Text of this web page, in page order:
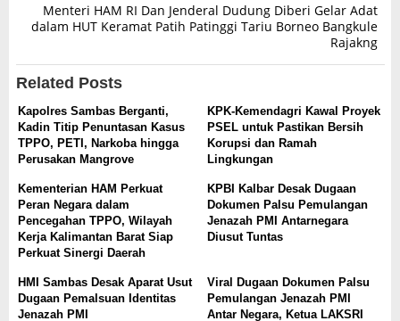
Menteri HAM RI Dan Jenderal Dudung Diberi Gelar Adat
dalam HUT Keramat Patih Patinggi Tariu Borneo Bangkule
Rajakng
Related Posts
Kapolres Sambas Berganti,
Kadin Titip Penuntasan Kasus
TPPO, PETI, Narkoba hingga
Perusakan Mangrove
KPK-Kemendagri Kawal Proyek
PSEL untuk Pastikan Bersih
Korupsi dan Ramah
Lingkungan
Kementerian HAM Perkuat
Peran Negara dalam
Pencegahan TPPO, Wilayah
Kerja Kalimantan Barat Siap
Perkuat Sinergi Daerah
KPBI Kalbar Desak Dugaan
Dokumen Palsu Pemulangan
Jenazah PMI Antarnegara
Diusut Tuntas
HMI Sambas Desak Aparat Usut
Dugaan Pemalsuan Identitas
Jenazah PMI
Viral Dugaan Dokumen Palsu
Pemulangan Jenazah PMI
Antar Negara, Ketua LAKSRI